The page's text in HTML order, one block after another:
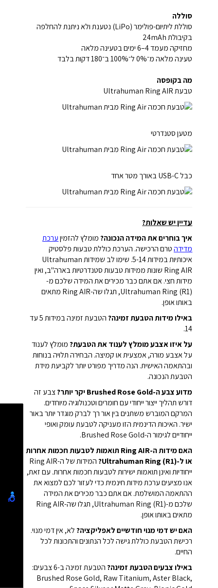
סוללה
סוללת ליתיום-פולימר (LiPo) נטענת ולא ניתנת להחלפה
בקיבולת ‎24mAh‎
מחזיקה מעמד 4–6 ימים בטעינה מלאה
טעינה מלאה מ־0% ל־100% ב־180 דקות בלבד
מה בקופסה
טבעת Ultrahuman Ring AIR
מטען סטנדרטי
כבל USB-C באורך מטר אחד
עדיין יש שאלות?
איך בוחרים את המידה הנכונה?מומלץ להזמיןערכת
מדידהטרם הרכישה. הערכת כוללת טבעות פלסטיק
איכותיות במידות 5-14. שימו לב שמידות Ultrahuman
Ring AIR שונות ממידות טבעות סטנדרטיות בארה"ב, ואין
מידות חצי. אם אתם כבר מכירים את המידה שלכם מ-
Ultrahuman Ring (R1), תגלו שה-Ring AIR מתאים
באותו אופן.
באילו מידות הטבעת זמינה?
הטבעת זמינה במידות 5 עד
14.
על איזו אצבע מומלץ לענוד את הטבעת?מומלץ לענוד
על אצבע מורה, אמצעית או קמיצה. הבחירה תלויה בנוחות
ובהתאמה האישית. הנה מדריך מפורט יותר לקביעת מידת
הטבעת הנכונה.
מדוע צבע ה-Brushed Rose Gold יקר יותר?
צבע זה
דורש תהליך ייצור ייחודי עם חומרים וטכנולוגיה מיוחדים.
המרקם המוברש משתנים בין אור רך לברק מוגדר יותר באור
ישיר. האיכות הדינמית הזו מעניקה לטבעת עומק ואופי
ייחודיים לגימור ה-Brushed Rose Gold.
האם מידות ה-Ring AIR תואמות לטבעות חכמות אחרות
או ל-Ultrahuman Ring (R1)?
המידות של ה-Ring AIR
ייחודיות ואינן תואמות ישירות לטבעות חכמות אחרות. עם זאת,
אנו מציעים ערכת מידות חינמית כדי לעזור לכם למצוא את
ההתאמה המושלמת. אם אתם כבר מכירים את המידה
שלכם מ-Ultrahuman Ring (R1), תגלו שה-Ring AIR
מתאים באותו אופן.
האם יש דמי מנוי חודשיים לאפליקציה?לא, אין דמי מנוי.
רכישת הטבעת כוללת גישה לכל הנתונים והתכונות לכל
החיים.
באילו צבעים הטבעת זמינה?
הטבעת זמינה ב-6 צבעים:
Brushed Rose Gold, Raw Titanium, Aster Black,